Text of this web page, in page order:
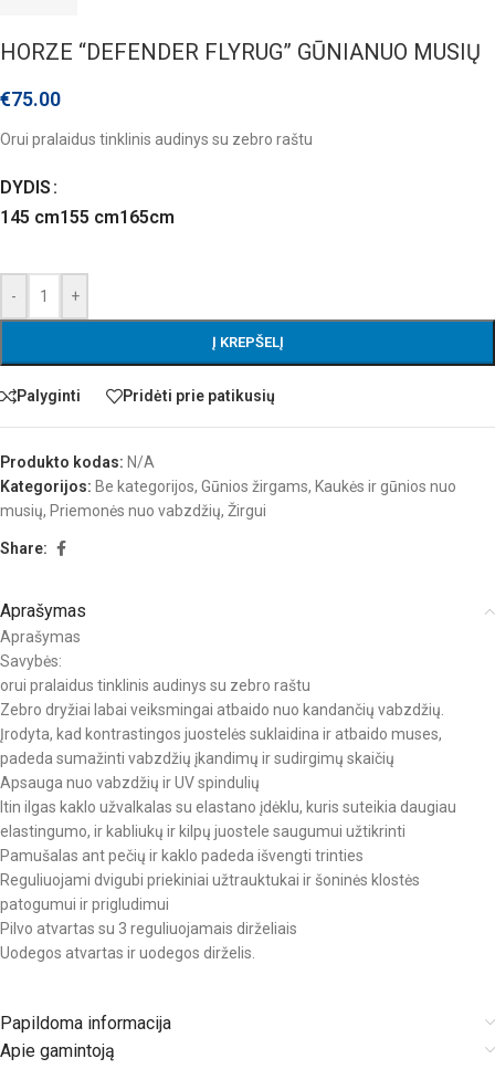
HORZE “DEFENDER FLYRUG” GŪNIANUO MUSIŲ
€75.00
Orui pralaidus tinklinis audinys su zebro raštu
DYDIS
145 cm155 cm165cm
- +
Į KREPŠELĮ
Palyginti Pridėti prie patikusių
Produkto kodas: N/A
Kategorijos: Be kategorijos, Gūnios žirgams, Kaukės ir gūnios nuo
musių, Priemonės nuo vabzdžių, Žirgui
Share:
Aprašymas
Aprašymas
Savybės:
orui pralaidus tinklinis audinys su zebro raštu
Zebro dryžiai labai veiksmingai atbaido nuo kandančių vabzdžių.
Įrodyta, kad kontrastingos juostelės suklaidina ir atbaido muses,
padeda sumažinti vabzdžių įkandimų ir sudirgimų skaičių
Apsauga nuo vabzdžių ir UV spindulių
Itin ilgas kaklo užvalkalas su elastano įdėklu, kuris suteikia daugiau
elastingumo, ir kabliukų ir kilpų juostele saugumui užtikrinti
Pamušalas ant pečių ir kaklo padeda išvengti trinties
Reguliuojami dvigubi priekiniai užtrauktukai ir šoninės klostės
patogumui ir prigludimui
Pilvo atvartas su 3 reguliuojamais dirželiais
Uodegos atvartas ir uodegos dirželis.
Papildoma informacija
Apie gamintoją